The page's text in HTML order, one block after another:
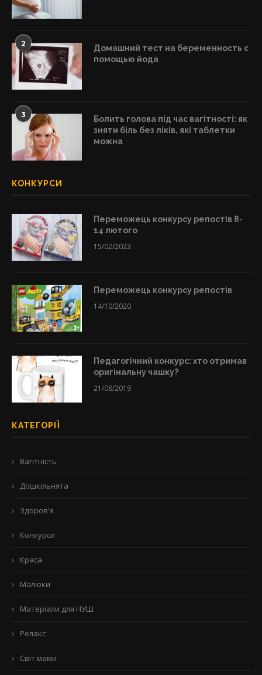
2
Домашний тест на беременность с
помощью йода
3
Болить голова під час вагітності: як
зняти біль без ліків, які таблетки
можна
КОНКУРСИ
Переможець конкурсу репостів 8-
14 лютого
15/02/2023
Переможець конкурсу репостів
14/10/2020
Педагогічний конкурс: хто отримав
оригінальну чашку?
21/08/2019
КАТЕГОРІЇ
Вагітність
Дошкільнята
Здоров'я
Конкурси
Краса
Малюки
Матеріали для НУШ
Релакс
Світ мами